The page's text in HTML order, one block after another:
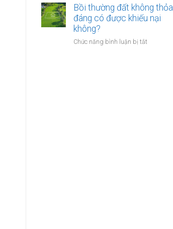
sẽ
thực
phải
chuyển
khoản
mua
Bồi thường đất không thỏa
đáng có được khiếu nại
không?
Chức năng bình luận bị tắt